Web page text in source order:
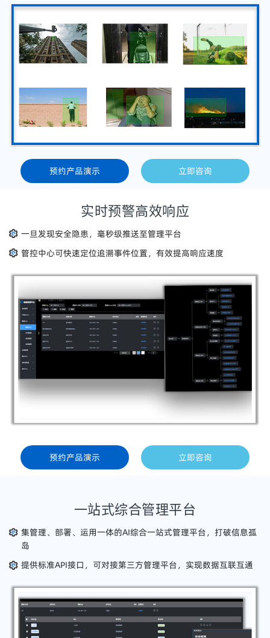
预约产品演示 立即咨询
实时预警高效响应
一旦发现安全隐患，毫秒级推送至管理平台
管控中心可快速定位追溯事件位置，有效提高响应速度
预约产品演示 立即咨询
一站式综合管理平台
集管理、部署、运用一体的AI综合一站式管理平台，打破信息孤
岛
提供标准API接口，可对接第三方管理平台，实现数据互联互通